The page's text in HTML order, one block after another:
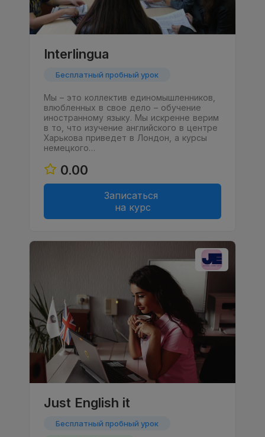
Interlingua
Бесплатный пробный урок
Мы – это коллектив единомышленников,
влюбленных в свое дело – обучение
иностранному языку. Мы искренне верим
в то, что изучение английского в центре
Харькова приведет в Лондон, а курсы
немецкого…
0.00
Записаться
на курс
Just English it
Бесплатный пробный урок